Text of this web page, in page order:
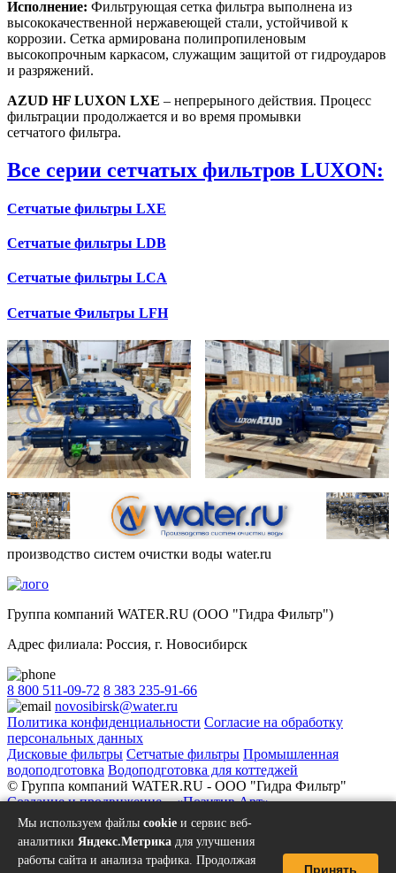
Исполнение: Фильтрующая сетка фильтра выполнена из
высококачественной нержавеющей стали, устойчивой к
коррозии. Сетка армирована полипропиленовым
высокопрочным каркасом, служащим защитой от гидроударов
и разряжений.
AZUD HF LUXON LXE – непрерыного действия. Процесс
фильтрации продолжается и во время промывки
сетчатого фильтра.
Все серии сетчатых фильтров LUXON:
Сетчатые фильтры LXE
Сетчатые фильтры LDB
Сетчатые фильтры LCA
Сетчатые Фильтры LFH
производство систем очистки воды water.ru
Группа компаний WATER.RU (ООО "Гидра Фильтр")
Адрес филиала: Россия, г. Новосибирск
8 800 511-09-72 8 383 235-91-66
novosibirsk@water.ru
Политика конфиденциальности Согласие на обработку
персональных данных
Дисковые фильтры Сетчатые фильтры Промышленная
водоподготовка Водоподготовка для коттеджей
© Группа компаний WATER.RU - ООО "Гидра Фильтр"
Создание и продвижение – «Позитив Арт»
Вверх
Мы используем файлы cookie и сервис веб-
аналитики Яндекс.Метрика для улучшения
работы сайта и анализа трафика. Продолжая
Принять